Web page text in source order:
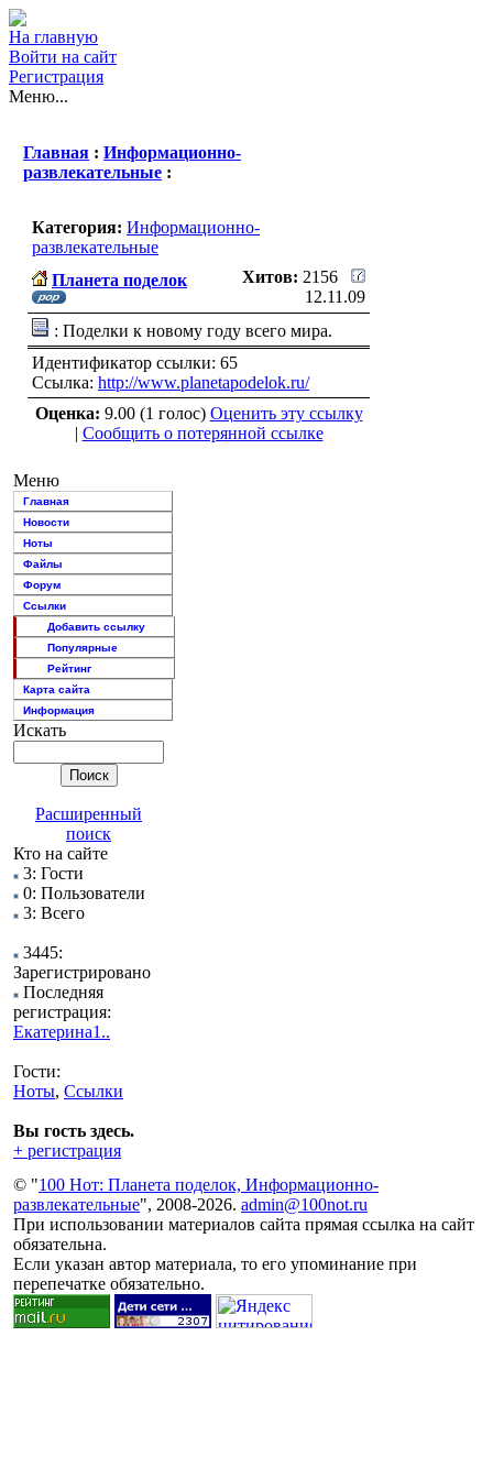
На главную
Войти на сайт
Регистрация
Меню...
Главная : Информационно-
развлекательные :
Категория: Информационно-
развлекательные
Планета поделок
Хитов: 2156
12.11.09
: Поделки к новому году всего мира.
Идентификатор ссылки: 65
Ссылка: http://www.planetapodelok.ru/
Оценка: 9.00 (1 голос) Оценить эту ссылку
| Сообщить о потерянной ссылке
Меню
Главная
Новости
Ноты
Файлы
Форум
Ссылки
Добавить ссылку
Популярные
Рейтинг
Карта сайта
Информация
Искать
Расширенный
поиск
Кто на сайте
3: Гости
0: Пользователи
3: Всего
3445:
Зарегистрировано
Последняя
регистрация:
Екатерина1..
Гости:
Ноты, Ссылки
Вы гость здесь.
+ регистрация
© "100 Нот: Планета поделок, Информационно-
развлекательные", 2008-2026. admin@100not.ru
При использовании материалов сайта прямая ссылка на сайт
обязательна.
Если указан автор материала, то его упоминание при
перепечатке обязательно.